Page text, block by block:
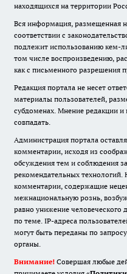
находящихся на территории
Вся информация, размещенная
соответствии с
подлежит использованию кем-
том числе воспроизведению,
как с письменного разрешения
Редакция портала не несет
материалы пользователей,
субдоменах. Мнение редакции и
совпадать.
Администрация портала
комментарии, исходя из
обсуждения тем и соблюдения
рекомендательных технологий.
комментарии, содержащие
межнациональную рознь,
равно унижение человеческого
по теме. IP-адреса
могут быть переданы по
органы.
Внимание! Совершая любые